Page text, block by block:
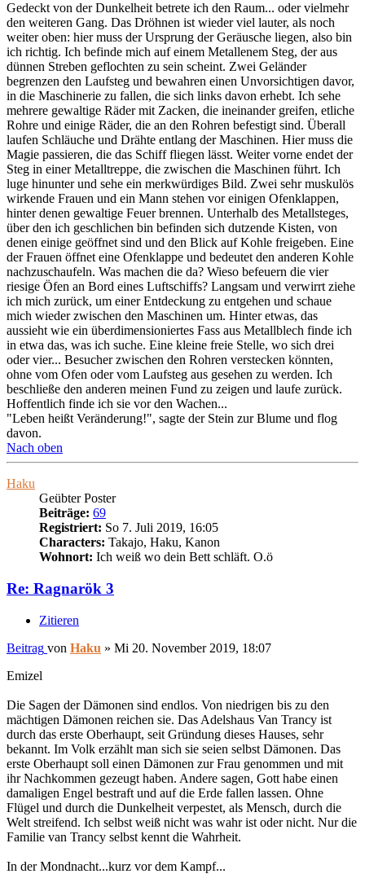
Gedeckt von der Dunkelheit betrete ich den Raum... oder vielmehr
den weiteren Gang. Das Dröhnen ist wieder viel lauter, als noch
weiter oben: hier muss der Ursprung der Geräusche liegen, also bin
ich richtig. Ich befinde mich auf einem Metallenem Steg, der aus
dünnen Streben geflochten zu sein scheint. Zwei Geländer
begrenzen den Laufsteg und bewahren einen Unvorsichtigen davor,
in die Maschinerie zu fallen, die sich links davon erhebt. Ich sehe
mehrere gewaltige Räder mit Zacken, die ineinander greifen, etliche
Rohre und einige Räder, die an den Rohren befestigt sind. Überall
laufen Schläuche und Drähte entlang der Maschinen. Hier muss die
Magie passieren, die das Schiff fliegen lässt. Weiter vorne endet der
Steg in einer Metalltreppe, die zwischen die Maschinen führt. Ich
luge hinunter und sehe ein merkwürdiges Bild. Zwei sehr muskulös
wirkende Frauen und ein Mann stehen vor einigen Ofenklappen,
hinter denen gewaltige Feuer brennen. Unterhalb des Metallsteges,
über den ich geschlichen bin befinden sich dutzende Kisten, von
denen einige geöffnet sind und den Blick auf Kohle freigeben. Eine
der Frauen öffnet eine Ofenklappe und bedeutet den anderen Kohle
nachzuschaufeln. Was machen die da? Wieso befeuern die vier
riesige Öfen an Bord eines Luftschiffs? Langsam und verwirrt ziehe
ich mich zurück, um einer Entdeckung zu entgehen und schaue
mich wieder zwischen den Maschinen um. Hinter etwas, das
aussieht wie ein überdimensioniertes Fass aus Metallblech finde ich
in etwa das, was ich suche. Eine kleine freie Stelle, wo sich drei
oder vier... Besucher zwischen den Rohren verstecken könnten,
ohne vom Ofen oder vom Laufsteg aus gesehen zu werden. Ich
beschließe den anderen meinen Fund zu zeigen und laufe zurück.
Hoffentlich finde ich sie vor den Wachen...
"Leben heißt Veränderung!", sagte der Stein zur Blume und flog
davon.
Nach oben
Haku
Geübter Poster
Beiträge: 69
Registriert: So 7. Juli 2019, 16:05
Characters: Takajo, Haku, Kanon
Wohnort: Ich weiß wo dein Bett schläft. O.ö
Re: Ragnarök 3
Zitieren
Beitrag von Haku » Mi 20. November 2019, 18:07
Emizel
Die Sagen der Dämonen sind endlos. Von niedrigen bis zu den
mächtigen Dämonen reichen sie. Das Adelshaus Van Trancy ist
durch das erste Oberhaupt, seit Gründung dieses Hauses, sehr
bekannt. Im Volk erzählt man sich sie seien selbst Dämonen. Das
erste Oberhaupt soll einen Dämonen zur Frau genommen und mit
ihr Nachkommen gezeugt haben. Andere sagen, Gott habe einen
damaligen Engel bestraft und auf die Erde fallen lassen. Ohne
Flügel und durch die Dunkelheit verpestet, als Mensch, durch die
Welt streifend. Ich selbst weiß nicht was wahr ist oder nicht. Nur die
Familie van Trancy selbst kennt die Wahrheit.
In der Mondnacht...kurz vor dem Kampf...